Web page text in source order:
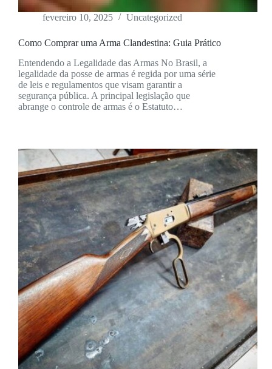
fevereiro 10, 2025 Uncategorized
Como Comprar uma Arma Clandestina: Guia Prático
Entendendo a Legalidade das Armas No Brasil, a
legalidade da posse de armas é regida por uma série
de leis e regulamentos que visam garantir a
segurança pública. A principal legislação que
abrange o controle de armas é o Estatuto…